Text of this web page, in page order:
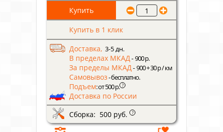
Купить в 1 клик
Доставка, 3-5 дн.
В пределах МКАД- 900 р.
За пределы МКАД- 900 + 30 р / км
Самовывоз- бесплатно.
Подъем: от 500 р. ?
Доставка по России
Сборка: 500 руб.
?